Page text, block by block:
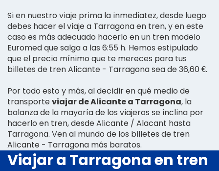
Si en nuestro viaje prima la inmediatez, desde luego
debes hacer el viaje a Tarragona en tren, y en este
caso es más adecuado hacerlo en un tren modelo
Euromed que salga a las 6:55 h. Hemos estipulado
que el precio mínimo que te mereces para tus
billetes de tren Alicante - Tarragona sea de 36,60 €.
Por todo esto y más, al decidir en qué medio de
transporteviajar de Alicante a Tarragona, la
balanza de la mayoría de los viajeros se inclina por
hacerlo en tren, desde Alicante / Alacant hasta
Tarragona. Ven al mundo de los billetes de tren
Alicante - Tarragona más baratos.
Viajar a Tarragona en tren